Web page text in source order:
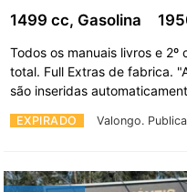
EXPIRADO Valongo.
1499 cc, Gasolina
Todos os manuais livros e
total. Full Extras de fabrica.
são inseridas